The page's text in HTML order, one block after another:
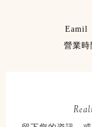
Eamil
營業